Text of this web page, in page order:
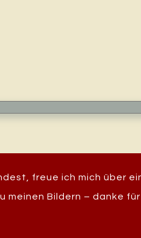
freue ich mich über
meinen Bildern – danke